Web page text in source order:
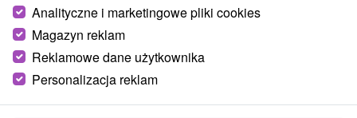
Region turystyczny
Analityczne i marketingowe pliki cookies
Magazyn reklam
Reklamowe dane użytkownika
Personalizacja reklam